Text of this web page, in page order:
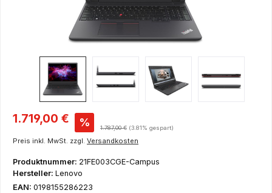
Verkaufspreis:
1.719,00 € % Regulärer Preis:
1.787,00 € (3.81% gespart)
Preis inkl. MwSt. zzgl. Versandkosten
Produktnummer: 21FE003CGE-Campus
Hersteller: Lenovo
EAN: 0198155286223